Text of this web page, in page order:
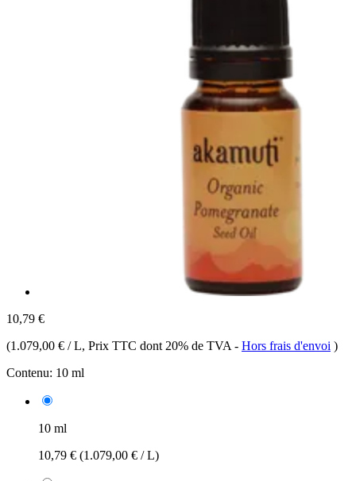
10,79 €
(1.079,00 € / L, Prix TTC dont 20% de TVA - Hors frais d'envoi )
Contenu: 10 ml
10 ml
10,79 € (1.079,00 € / L)